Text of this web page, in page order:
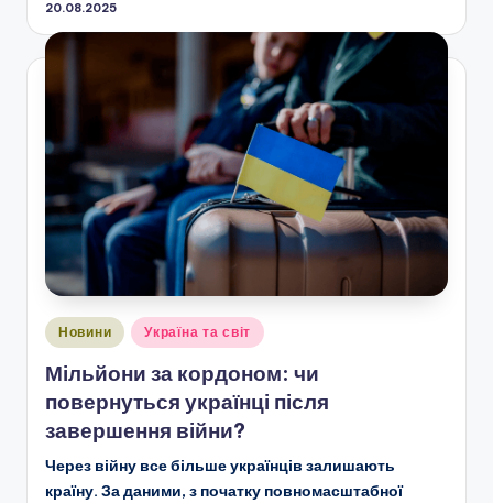
20.08.2025
Опубліковано
Новини Україна та світ
Мільйони за кордоном: чи
повернуться українці після
завершення війни?
Через війну все більше українців залишають
країну. За даними, з початку повномасштабної